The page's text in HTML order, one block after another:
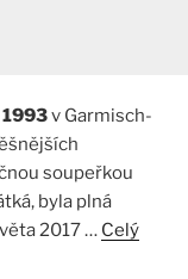
v Garmisch-
soupeřkou
byla plná
2017 … Celý